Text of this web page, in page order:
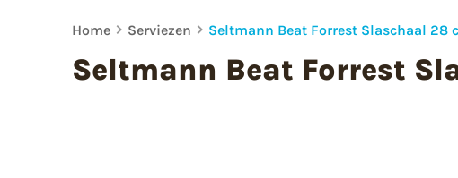
Home Serviezen Seltmann Beat Forrest Slaschaal 28
Seltmann Beat Forrest